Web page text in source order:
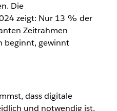
Die
zeigt: Nur 13 % der
Zeitrahmen
beginnt, gewinnt
dass digitale
und notwendig ist,